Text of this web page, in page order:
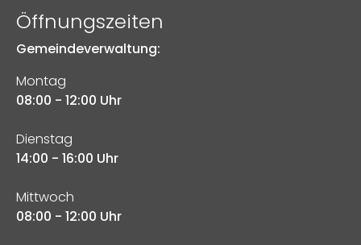
Öffnungszeiten
Gemeindeverwaltung:
Montag
08:00 - 12:00 Uhr
Dienstag
14:00 - 16:00 Uhr
Mittwoch
08:00 - 12:00 Uhr